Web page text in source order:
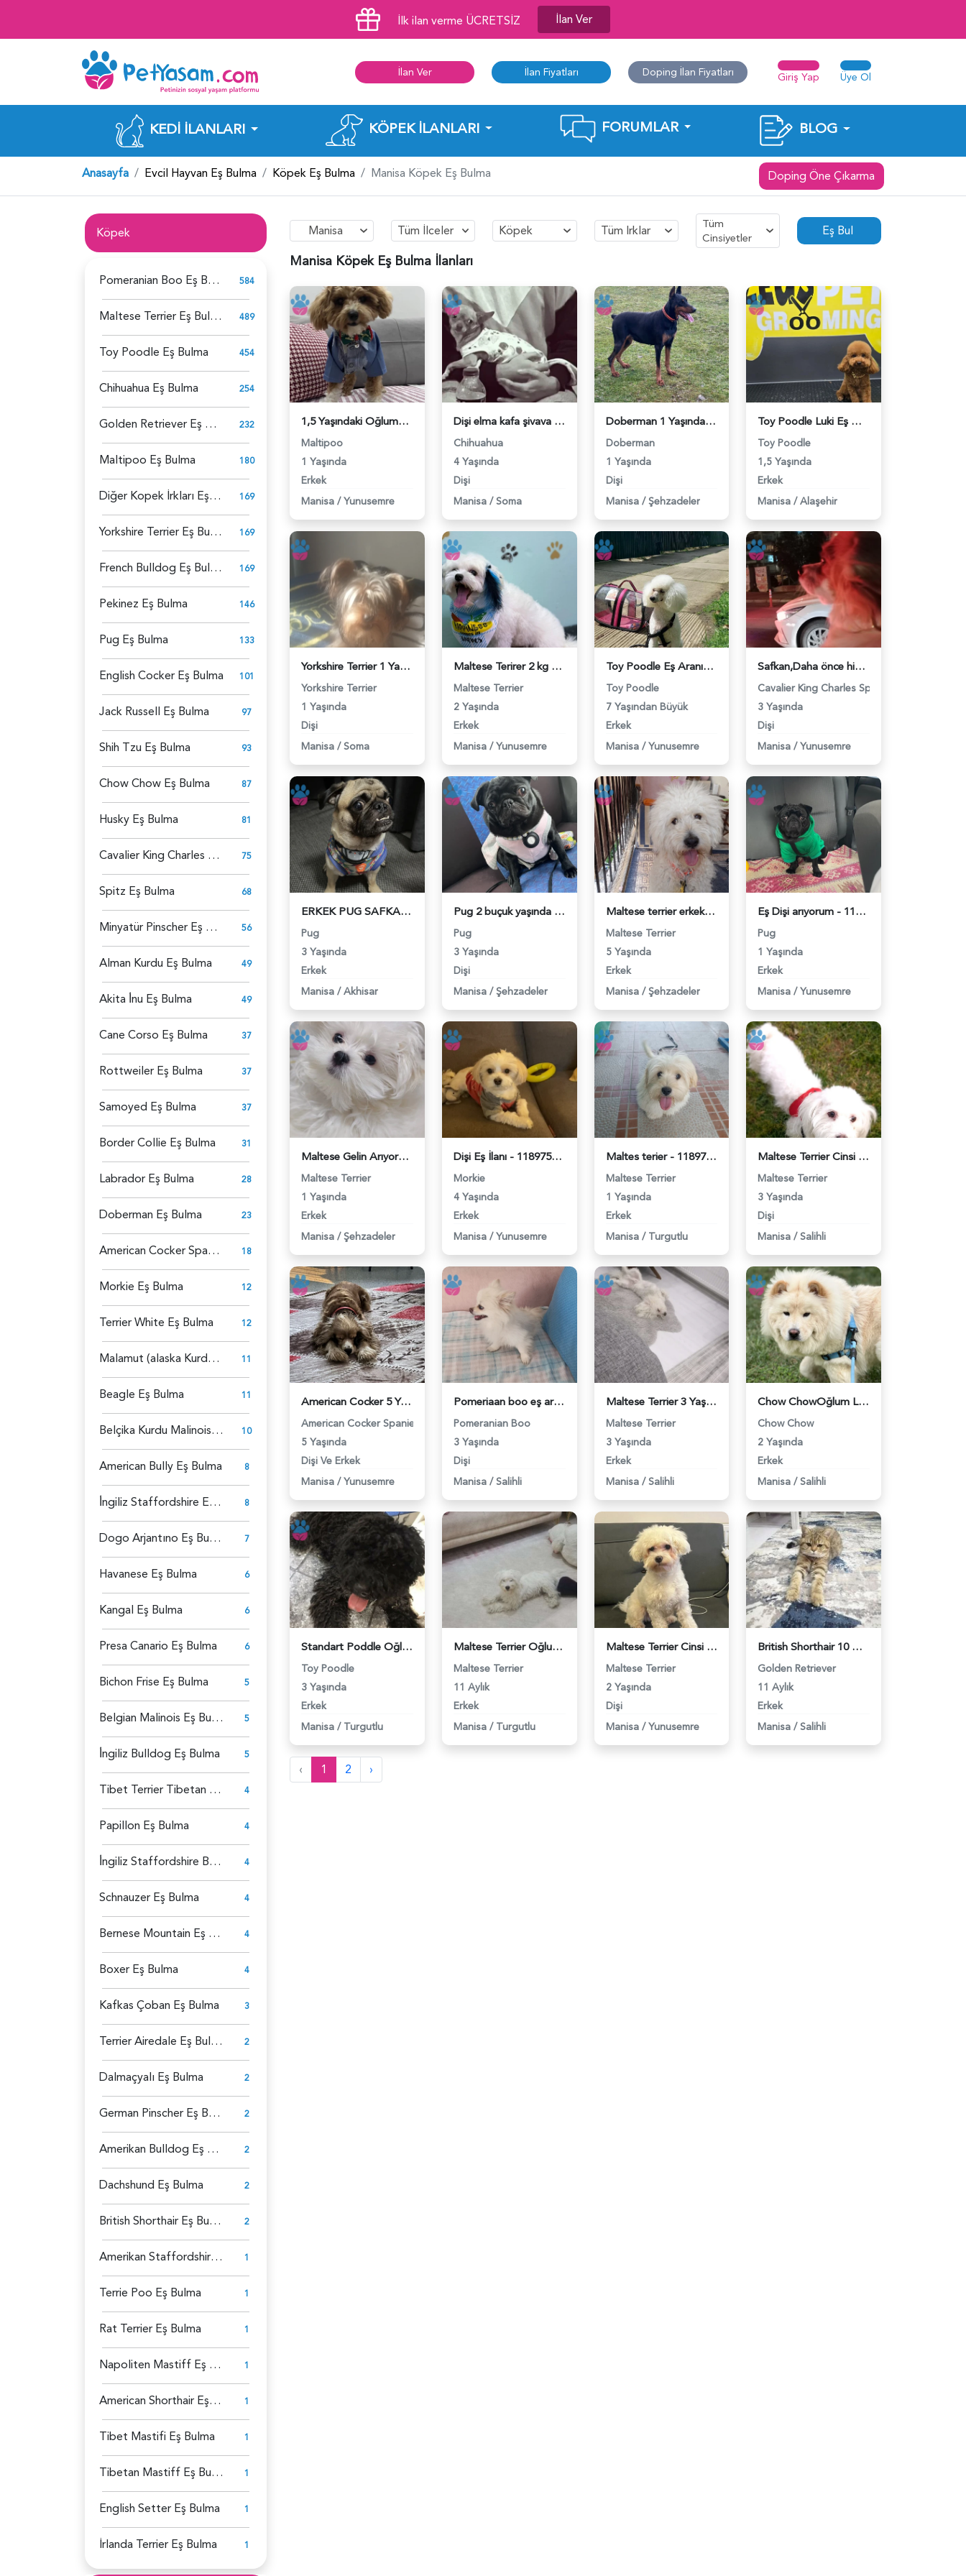
İlk ilan verme ÜCRETSİZ İlan Ver
İlan Ver İlan Fiyatları Doping İlan Fiyatları Giriş Yap Üye Ol
KEDI İLANLARI KÖPEK İLANLARI FORUMLAR BLOG
Anasayfa Evcil Hayvan Eş Bulma Köpek Eş Bulma Manisa Köpek Eş Bulma Doping Öne Çıkarma
Köpek
Pomeranian Boo Eş Bulma 584
Maltese Terrier Eş Bulma 489
Toy Poodle Eş Bulma 454
Chihuahua Eş Bulma 254
Golden Retriever Eş Bulma 232
Maltipoo Eş Bulma 180
Diğer Kopek İrkları Eş Bulma 169
Yorkshire Terrier Eş Bulma 169
French Bulldog Eş Bulma 169
Pekinez Eş Bulma 146
Pug Eş Bulma 133
English Cocker Eş Bulma 101
Jack Russell Eş Bulma 97
Shih Tzu Eş Bulma 93
Chow Chow Eş Bulma 87
Husky Eş Bulma 81
Cavalier King Charles Spaniel Eş Bulma 75
Spitz Eş Bulma 68
Minyatür Pinscher Eş Bulma 56
Alman Kurdu Eş Bulma 49
Akita İ̇nu Eş Bulma 49
Cane Corso Eş Bulma 37
Rottweiler Eş Bulma 37
Samoyed Eş Bulma 37
Border Collie Eş Bulma 31
Labrador Eş Bulma 28
Doberman Eş Bulma 23
American Cocker Spaniel Eş Bulma 18
Morkie Eş Bulma 12
Terrier White Eş Bulma 12
Malamut (alaska Kurdu) Eş Bulma 11
Beagle Eş Bulma 11
Belçika Kurdu Malinois Eş Bulma 10
American Bully Eş Bulma 8
İ̇ngiliz Staffordshire Eş Bulma 8
Dogo Arjantıno Eş Bulma 7
Havanese Eş Bulma 6
Kangal Eş Bulma 6
Presa Canario Eş Bulma 6
Bichon Frise Eş Bulma 5
Belgian Malinois Eş Bulma 5
İ̇ngiliz Bulldog Eş Bulma 5
Tibet Terrier Tibetan Eş Bulma 4
Papillon Eş Bulma 4
İ̇ngiliz Staffordshire Bull Terrier Eş Bulma 4
Schnauzer Eş Bulma 4
Bernese Mountain Eş Bulma 4
Boxer Eş Bulma 4
Kafkas Çoban Eş Bulma 3
Terrier Airedale Eş Bulma 2
Dalmaçyalı Eş Bulma 2
German Pinscher Eş Bulma 2
Amerikan Bulldog Eş Bulma 2
Dachshund Eş Bulma 2
British Shorthair Eş Bulma 2
Amerikan Staffordshire Eş Bulma 1
Terrie Poo Eş Bulma 1
Rat Terrier Eş Bulma 1
Napoliten Mastiff Eş Bulma 1
American Shorthair Eş Bulma 1
Tibet Mastifi Eş Bulma 1
Tibetan Mastiff Eş Bulma 1
English Setter Eş Bulma 1
İrlanda Terrier Eş Bulma 1
Manisa Tüm İlceler Köpek Tüm Irklar
Tüm
Cinsiyetler
Eş Bul
Manisa Köpek Eş Bulma İlanları
1,5 Yaşındaki Oğlumuz Zuma İçin Eş Arıyoruz - 118984600
Maltipoo
1 Yaşında
Erkek
Manisa / Yunusemre
Dişi elma kafa şivava - 118982677
Chihuahua
4 Yaşında
Dişi
Manisa / Soma
Doberman 1 Yaşında Eş Aranıyor - 118981852
Doberman
1 Yaşında
Dişi
Manisa / Şehzadeler
Toy Poodle Luki Eş Arıyor - 118981749
Toy Poodle
1,5 Yaşında
Erkek
Manisa / Alaşehir
Yorkshire Terrier 1 Yaşında Eş Arıyor - 118981639
Yorkshire Terrier
1 Yaşında
Dişi
Manisa / Soma
Maltese Terirer 2 kg 2 yaşında erkek - 118981325
Maltese Terrier
2 Yaşında
Erkek
Manisa / Yunusemre
Toy Poodle Eş Aranıyor - 118979805
Toy Poodle
7 Yaşından Büyük
Erkek
Manisa / Yunusemre
Safkan,Daha önce hiç çiftleşmedi,Ücretsiz Çiftleştirme arıyorum - 118978729
Cavalier King Charles Spaniel
3 Yaşında
Dişi
Manisa / Yunusemre
ERKEK PUG SAFKAN KÖPEĞİME KIRMA OLMAYAN DİŞİ ARIYORUM - 118978171
Pug
3 Yaşında
Erkek
Manisa / Akhisar
Pug 2 buçuk yaşında - 118977959
Pug
3 Yaşında
Dişi
Manisa / Şehzadeler
Maltese terrier erkek 3 numara - 118977519
Maltese Terrier
5 Yaşında
Erkek
Manisa / Şehzadeler
Eş Dişi arıyorum - 118976503
Pug
1 Yaşında
Erkek
Manisa / Yunusemre
Maltese Gelin Arıyoruz - 118976490
Maltese Terrier
1 Yaşında
Erkek
Manisa / Şehzadeler
Dişi Eş İlanı - 118975472
Morkie
4 Yaşında
Erkek
Manisa / Yunusemre
Maltes terier - 118975389
Maltese Terrier
1 Yaşında
Erkek
Manisa / Turgutlu
Maltese Terrier Cinsi Kızıma Eş Arıyorum - 118975202
Maltese Terrier
3 Yaşında
Dişi
Manisa / Salihli
American Cocker 5 Yaşında Eş Arıyor - 118974786
American Cocker Spaniel
5 Yaşında
Dişi Ve Erkek
Manisa / Yunusemre
Pomeriaan boo eş arıyoruz - 118970460
Pomeranian Boo
3 Yaşında
Dişi
Manisa / Salihli
Maltese Terrier 3 Yaşında Oğluma Eş Arıyorum - 118968979
Maltese Terrier
3 Yaşında
Erkek
Manisa / Salihli
Chow ChowOğlum Leon'a Eş Arıyorum - 118968929
Chow Chow
2 Yaşında
Erkek
Manisa / Salihli
Standart Poddle Oğluma Eş Arıyorum - 118968303
Toy Poodle
3 Yaşında
Erkek
Manisa / Turgutlu
Maltese Terrier Oğluma Eş Arıyorum - 118961894
Maltese Terrier
11 Aylık
Erkek
Manisa / Turgutlu
Maltese Terrier Cinsi Kızıma Eş Arıyorum - 118961975
Maltese Terrier
2 Yaşında
Dişi
Manisa / Yunusemre
British Shorthair 10 Aylık Golden Kedime Eş Arıyorum - 1386
Golden Retriever
11 Aylık
Erkek
Manisa / Salihli
‹ 1 2 ›